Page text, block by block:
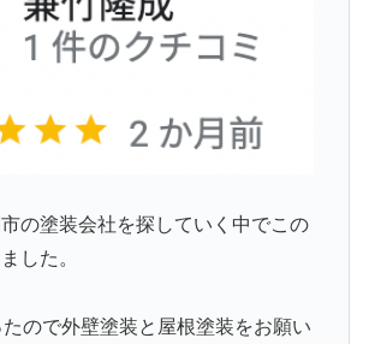
の塗装会社を探していく中でこの
した。
ので外壁塗装と屋根塗装をお願い